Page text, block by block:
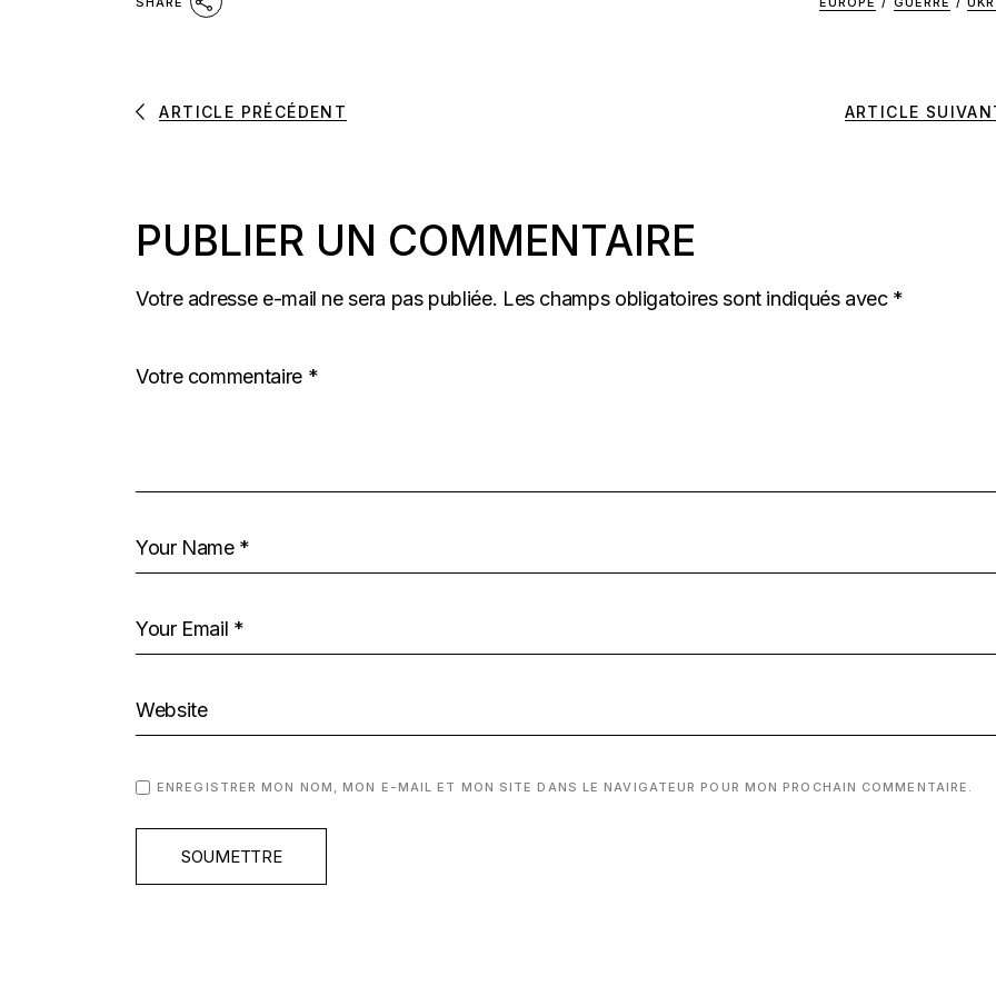
ARTICLE PRÉCÉDENT ARTICLE
PUBLIER UN COMMENTAIRE
Votre adresse e-mail ne sera pas publiée. Les champs obligatoires sont indiqués avec *
ENREGISTRER MON NOM, MON E-MAIL ET MON SITE DANS LE NAVIGATEUR POUR MON PROCHAIN COMMENTAIRE.
SOUMETTRE